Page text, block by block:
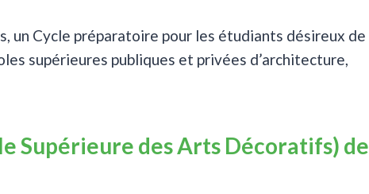
un Cycle préparatoire pour les étudiants désireux de
supérieures publiques et privées d’architecture,
Supérieure des Arts Décoratifs) de